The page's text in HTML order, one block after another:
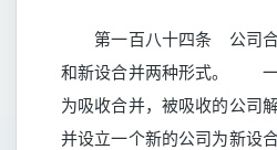
第一百八十四条 公司合
和新设合并两种形式。 一
为吸收合并，被吸收的公司
并设立一个新的公司为新设